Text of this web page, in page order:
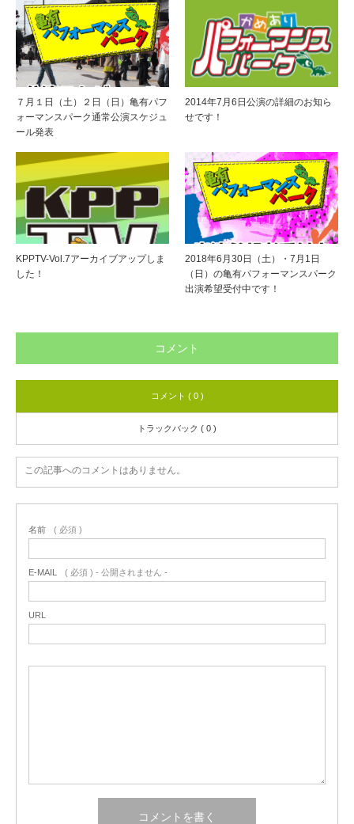
７月１日（土）２日（日）亀有パフ
ォーマンスパーク通常公演スケジュ
ール発表
2014年7月6日公演の詳細のお知ら
せです！
KPPTV-Vol.7アーカイブアップしま
した！
2018年6月30日（土）・7月1日
（日）の亀有パフォーマンスパーク
出演希望受付中です！
コメント
コメント ( 0 )
トラックバック ( 0 )
この記事へのコメントはありません。
名前 ( 必須 )
E-MAIL ( 必須 ) - 公開されません -
URL